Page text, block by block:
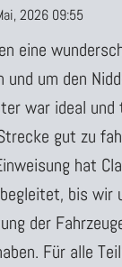
2026 09:55
eine
und um den
war ideal
gut zu
hat
bis wir
der
Für alle